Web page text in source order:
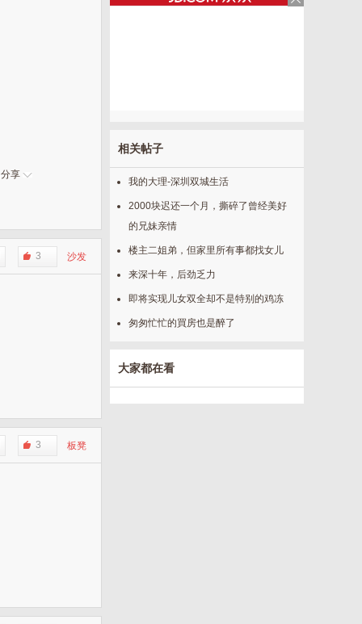
分享
沙发
3
板凳
3
相关帖子
我的大理-深圳双城生活
2000块迟还一个月，撕碎了曾经美好
的兄妹亲情
楼主二姐弟，但家里所有事都找女儿
来深十年，后劲乏力
即将实现儿女双全却不是特别的鸡冻
匆匆忙忙的買房也是醉了
大家都在看